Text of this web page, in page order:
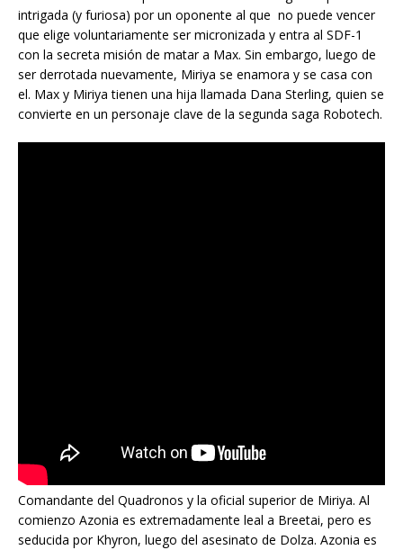
intrigada (y furiosa) por un oponente al que no puede vencer
que elige voluntariamente ser micronizada y entra al SDF-1
con la secreta misión de matar a Max. Sin embargo, luego de
ser derrotada nuevamente, Miriya se enamora y se casa con
el. Max y Miriya tienen una hija llamada Dana Sterling, quien se
convierte en un personaje clave de la segunda saga Robotech.
Comandante del Quadronos y la oficial superior de Miriya. Al
comienzo Azonia es extremadamente leal a Breetai, pero es
seducida por Khyron, luego del asesinato de Dolza. Azonia es